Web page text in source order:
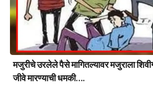
मजुरीचे उरलेले पैसे मागितल्यावर मजुराला
जीवे मारण्याची धमकी….